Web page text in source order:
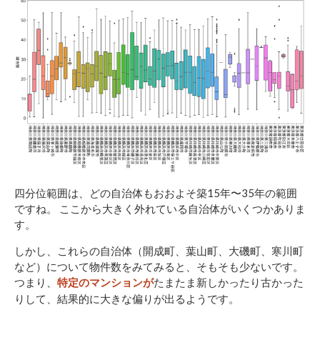
四分位範囲は、どの自治体もおおよそ築15年〜35年の範囲
ですね。 ここから大きく外れている自治体がいくつかありま
す。
しかし、これらの自治体（開成町、葉山町、大磯町、寒川町
など）について物件数をみてみると、そもそも少ないです。
つまり、 特定のマンションがたまたま新しかったり古かった
りして、結果的に大きな偏りが出るようです。